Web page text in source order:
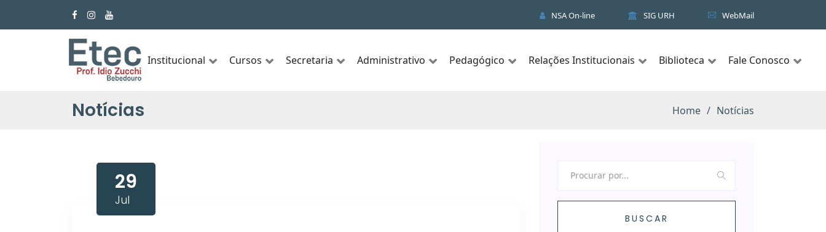
NSA On-line SIG URH WebMail
Institucional Cursos Secretaria Administrativo Pedagógico Relações Institucionais Biblioteca Fale Conosco
Notícias Home Notícias
29
Jul
BUSCAR